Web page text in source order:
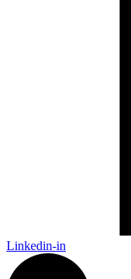
Linkedin-in